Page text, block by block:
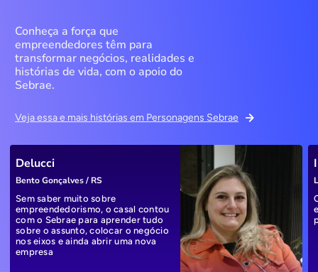
Conheça a força que
empreendedores têm para
transformar negócios, realidades e
histórias de vida, com o apoio do
Sebrae.
Veja essa e mais histórias em Personagens Sebrae
Delucci
Bento Gonçalves / RS
Sem saber muito sobre
empreendedorismo, o casal contou
com o Sebrae para aprender tudo
sobre o assunto, colocar o negócio
nos eixos e ainda abrir uma nova
empresa